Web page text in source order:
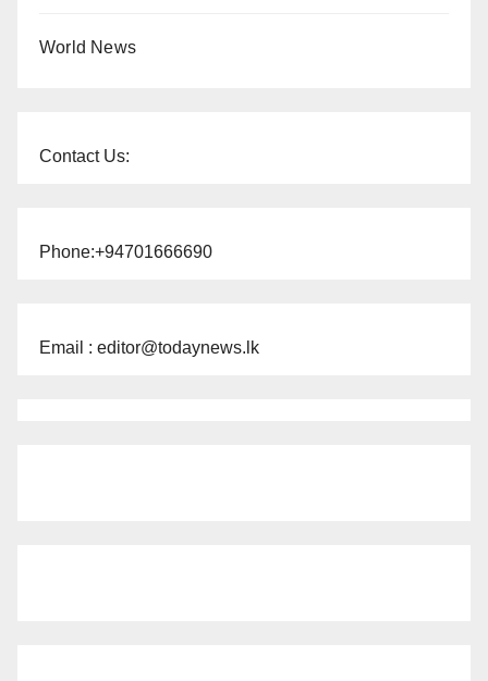
World News
Contact Us:
Phone:+94701666690
Email : editor@todaynews.lk